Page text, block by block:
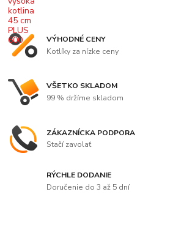
VÝHODNÉ CENY
Kotlíky za nízke ceny
VŠETKO SKLADOM
99 % držíme skladom
ZÁKAZNÍCKA PODPORA
Stačí zavolať
RÝCHLE DODANIE
Doručenie do 3 až 5 dní